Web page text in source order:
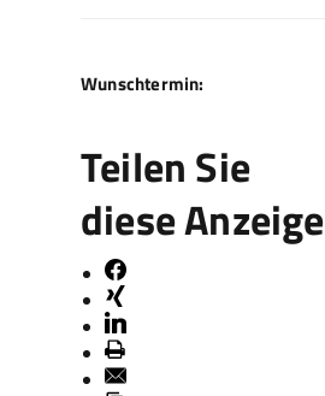
Wunschtermin:
Teilen Sie
diese Anzeige